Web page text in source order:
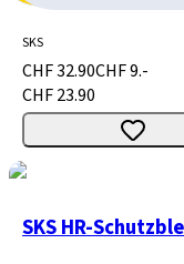
SKS
CHF 32.90CHF 9.-
CHF 23.90